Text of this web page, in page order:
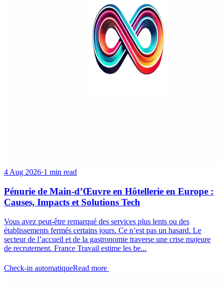
4 Aug 2026·1 min read
Pénurie de Main-d’Œuvre en Hôtellerie en Europe :
Causes, Impacts et Solutions Tech
Vous avez peut-être remarqué des services plus lents ou des
établissements fermés certains jours. Ce n’est pas un hasard. Le
secteur de l’accueil et de la gastronomie traverse une crise majeure
de recrutement. France Travail estime les be...
Check-in automatiqueRead more